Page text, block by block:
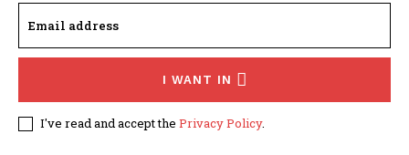
I WANT IN
I've read and accept the Privacy Policy.